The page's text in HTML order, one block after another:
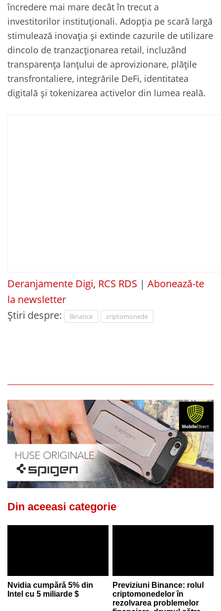
încredere mai mare decât în trecut a
investitorilor instituționali. Adopția pe scară largă
stimulează inovația și extinde cazurile de utilizare
dincolo de tranzacționarea retail, incluzând
transparența lanțului de aprovizionare, plățile
transfrontaliere, integrările DeFi, identitatea
digitală și tokenizarea activelor din lumea reală.
Deranjamente Digi, RCS RDS | Abonează-te
la newsletter
Știri despre:
Binance criptomonede
Din aceeasi categorie
Nvidia cumpără 5% din
Intel cu 5 miliarde $
Previziuni Binance: rolul
criptomonedelor în
rezolvarea problemelor